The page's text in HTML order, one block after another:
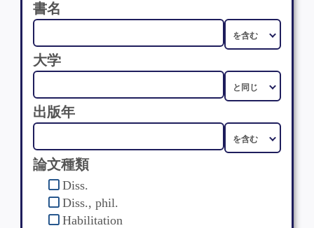
書名
大学
出版年
論文種類
Diss.
Diss., phil.
Habilitation